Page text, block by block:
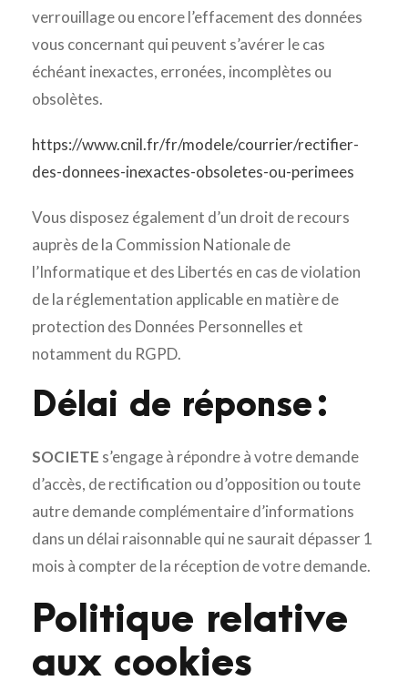
verrouillage ou encore l’effacement des données
vous concernant qui peuvent s’avérer le cas
échéant inexactes, erronées, incomplètes ou
obsolètes.
https://www.cnil.fr/fr/modele/courrier/rectifier-
des-donnees-inexactes-obsoletes-ou-perimees
Vous disposez également d’un droit de recours
auprès de la Commission Nationale de
l’Informatique et des Libertés en cas de violation
de la réglementation applicable en matière de
protection des Données Personnelles et
notamment du RGPD.
Délai de réponse :
SOCIETE s’engage à répondre à votre demande
d’accès, de rectification ou d’opposition ou toute
autre demande complémentaire d’informations
dans un délai raisonnable qui ne saurait dépasser 1
mois à compter de la réception de votre demande.
Politique relative
aux cookies